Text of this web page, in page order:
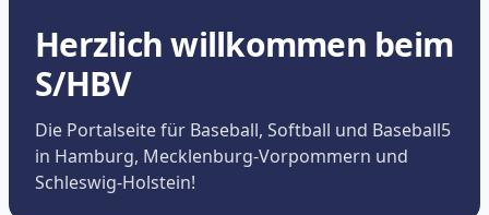
Herzlich willkommen beim
S/HBV
Die Portalseite für Baseball, Softball und Baseball5
in Hamburg, Mecklenburg-Vorpommern und
Schleswig-Holstein!